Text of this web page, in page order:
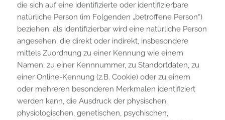
die sich auf eine identifizierte oder identifizierbare
natürliche Person (im Folgenden „betroffene Person“)
beziehen; als identifizierbar wird eine natürliche Person
angesehen, die direkt oder indirekt, insbesondere
mittels Zuordnung zu einer Kennung wie einem
Namen, zu einer Kennnummer, zu Standortdaten, zu
einer Online-Kennung (z.B. Cookie) oder zu einem
oder mehreren besonderen Merkmalen identifiziert
werden kann, die Ausdruck der physischen,
physiologischen, genetischen, psychischen,